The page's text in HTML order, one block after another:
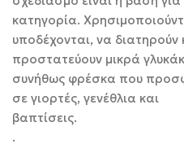
κατηγορία.
υποδέχονται, να διατηρούν
προστατεύουν μικρά
συνήθως φρέσκα που
σε γιορτές, γενέθλια και
.